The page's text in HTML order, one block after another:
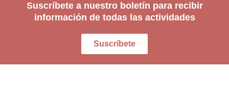
Suscríbete a nuestro boletín para recibir
información de todas las actividades
Suscríbete